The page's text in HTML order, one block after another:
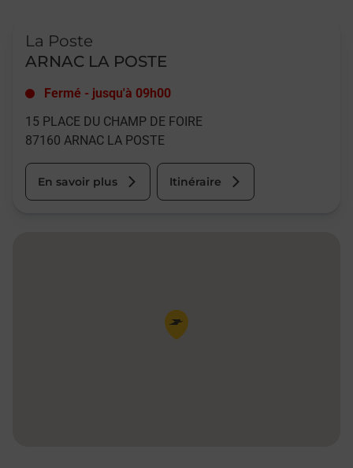
La Poste
ARNAC LA POSTE
Fermé - jusqu'à 09h00
15 PLACE DU CHAMP DE FOIRE
87160 ARNAC LA POSTE
En savoir plus Itinéraire
Pin de la carte